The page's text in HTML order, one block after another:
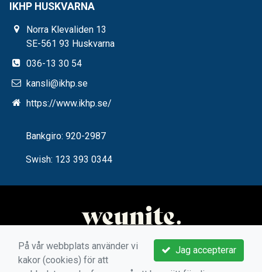
IKHP HUSKVARNA
Norra Klevaliden 13
SE-561 93 Huskvarna
036-13 30 54
kansli@ikhp.se
https://www.ikhp.se/
Bankgiro: 920-2987
Swish: 123 393 0344
Jag accepterar
På vår webbplats använder vi
kakor (cookies) för att